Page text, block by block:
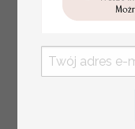
Prezent dla dziecka
welurowy album na